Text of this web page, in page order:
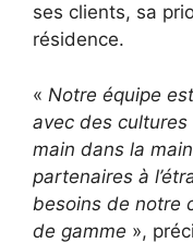
ses clients, sa
résidence.
« Notre équipe
avec des
main dans la
partenaires à
besoins de notre
de gamme »,